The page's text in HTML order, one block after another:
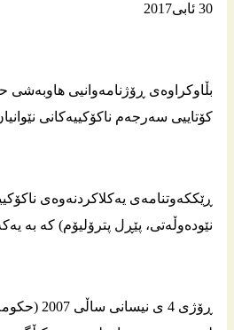
30 ئابى2017
بڵاوكراوه‌ى ڕۆژنامه‌وانیى
كۆتاییى سه‌رجه‌م ناكۆكییه‌كانی
ڕێككه‌وتنامه‌ى یه‌كلاكردنه‌وه‌ى
نێوده‌وڵه‌تى، پێڕل پترۆلیۆم) كه‌ به‌
ڕۆژى 4